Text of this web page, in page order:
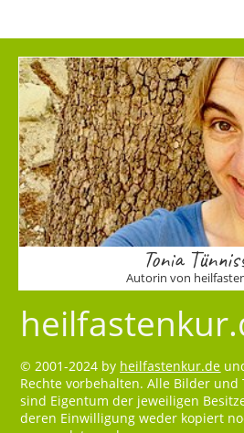
Tonia
Autorin von
© 2001-2024 by heilfastenkur.de
Rechte vorbehalten. Alle Bilder und
sind Eigentum der jeweiligen
deren Einwilligung weder kopiert